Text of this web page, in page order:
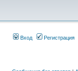
Вход Регистрация